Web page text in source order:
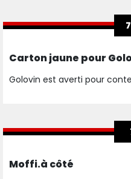
Carton jaune pour
Golovin est averti pour
Moffi.à côté